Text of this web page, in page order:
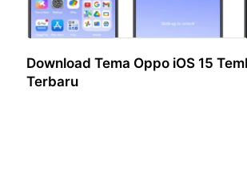
Download Tema Oppo iOS 15
Terbaru